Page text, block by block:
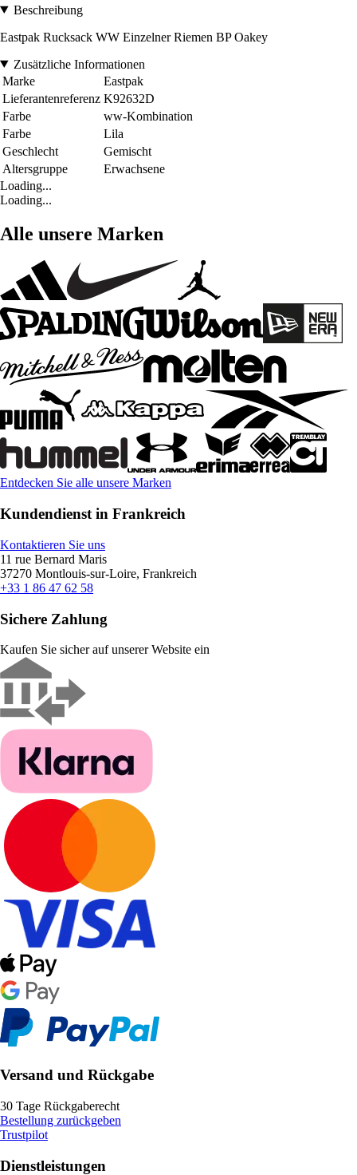
Beschreibung
Eastpak Rucksack WW Einzelner Riemen BP Oakey
Zusätzliche Informationen
Marke
Eastpak
Lieferantenreferenz K92632D
Farbe
ww-Kombination
Farbe
Lila
Geschlecht
Gemischt
Altersgruppe
Erwachsene
Loading...
Loading...
Alle unsere Marken
Entdecken Sie alle unsere Marken
Kundendienst in Frankreich
Kontaktieren Sie uns
11 rue Bernard Maris
37270 Montlouis-sur-Loire, Frankreich
+33 1 86 47 62 58
Sichere Zahlung
Kaufen Sie sicher auf unserer Website ein
Versand und Rückgabe
30 Tage Rückgaberecht
Bestellung zurückgeben
Trustpilot
Dienstleistungen